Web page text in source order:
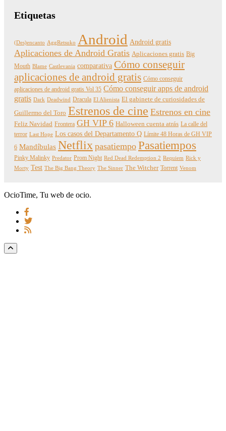
Etiquetas
(Des)encanto AggRetsuko Android Android gratis
Aplicaciones de Android Gratis Aplicaciones gratis Big
Mouth Blame Castlevania comparativa Cómo conseguir
aplicaciones de android gratis Cómo conseguir
aplicaciones de android gratis Vol 35 Cómo conseguir apps de android
gratis Dark Deadwind Dracula El Alienista El gabinete de curiosidades de
Guillermo del Toro Estrenos de cine Estrenos en cine
Feliz Navidad Frontera GH VIP 6 Halloween cuenta atrás La calle del
terror Last Hope Los casos del Departamento Q Límite 48 Horas de GH VIP
6 Mandíbulas Netflix pasatiempo Pasatiempos
Pinky Malinky Predator Prom Night Red Dead Redemption 2 Requiem Rick y
Morty Test The Big Bang Theory The Sinner The Witcher Torrent Venom
OcioTime, Tu web de ocio.